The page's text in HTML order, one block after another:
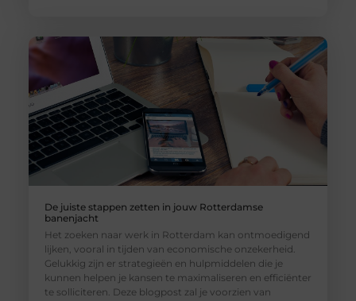
De juiste stappen zetten in jouw Rotterdamse
banenjacht
Het zoeken naar werk in Rotterdam kan ontmoedigend
lijken, vooral in tijden van economische onzekerheid.
Gelukkig zijn er strategieën en hulpmiddelen die je
kunnen helpen je kansen te maximaliseren en efficiënter
te solliciteren. Deze blogpost zal je voorzien van